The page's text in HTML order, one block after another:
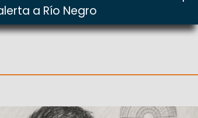
a Río Negro